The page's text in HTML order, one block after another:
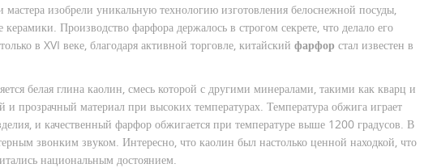
мастера изобрели уникальную технологию изготовления белоснежной посуды,
Производство фарфора держалось в строгом секрете, что делало его
в XVI веке, благодаря активной торговле, китайский фарфор стал известен в
белая глина каолин, смесь которой с другими минералами, такими как кварц и
и прозрачный материал при высоких температурах. Температура обжига играет
и качественный фарфор обжигается при температуре выше 1200 градусов. В
звонким звуком. Интересно, что каолин был настолько ценной находкой, что
национальным достоянием.